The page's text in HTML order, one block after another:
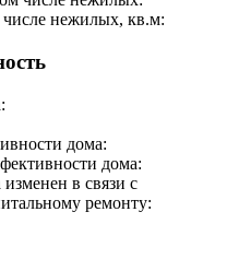
нежилых, кв.м:
дома:
дома:
в связи с
ремонту: